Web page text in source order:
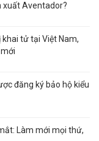
xuất Aventador?
tử tại Việt Nam,
đăng ký bảo hộ kiểu
Làm mới mọi thứ,